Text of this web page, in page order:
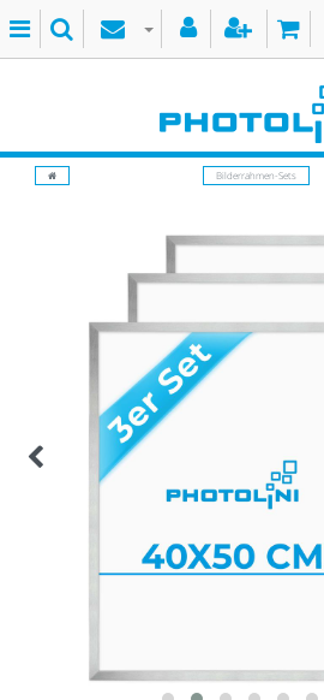
Bilderrahmen-Sets